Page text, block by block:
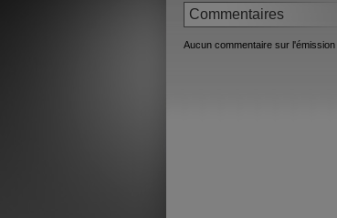
Commentaires
Aucun commentaire sur l'émission